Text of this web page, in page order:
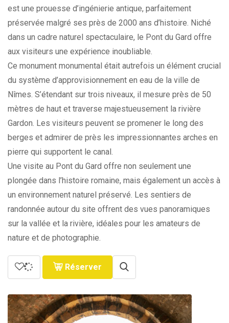
est une prouesse d’ingénierie antique, parfaitement
préservée malgré ses près de 2000 ans d’histoire. Niché
dans un cadre naturel spectaculaire, le Pont du Gard offre
aux visiteurs une expérience inoubliable.
Ce monument monumental était autrefois un élément crucial
du système d’approvisionnement en eau de la ville de
Nîmes. S’étendant sur trois niveaux, il mesure près de 50
mètres de haut et traverse majestueusement la rivière
Gardon. Les visiteurs peuvent se promener le long des
berges et admirer de près les impressionnantes arches en
pierre qui supportent le canal.
Une visite au Pont du Gard offre non seulement une
plongée dans l’histoire romaine, mais également un accès à
un environnement naturel préservé. Les sentiers de
randonnée autour du site offrent des vues panoramiques
sur la vallée et la rivière, idéales pour les amateurs de
nature et de photographie.
Réserver